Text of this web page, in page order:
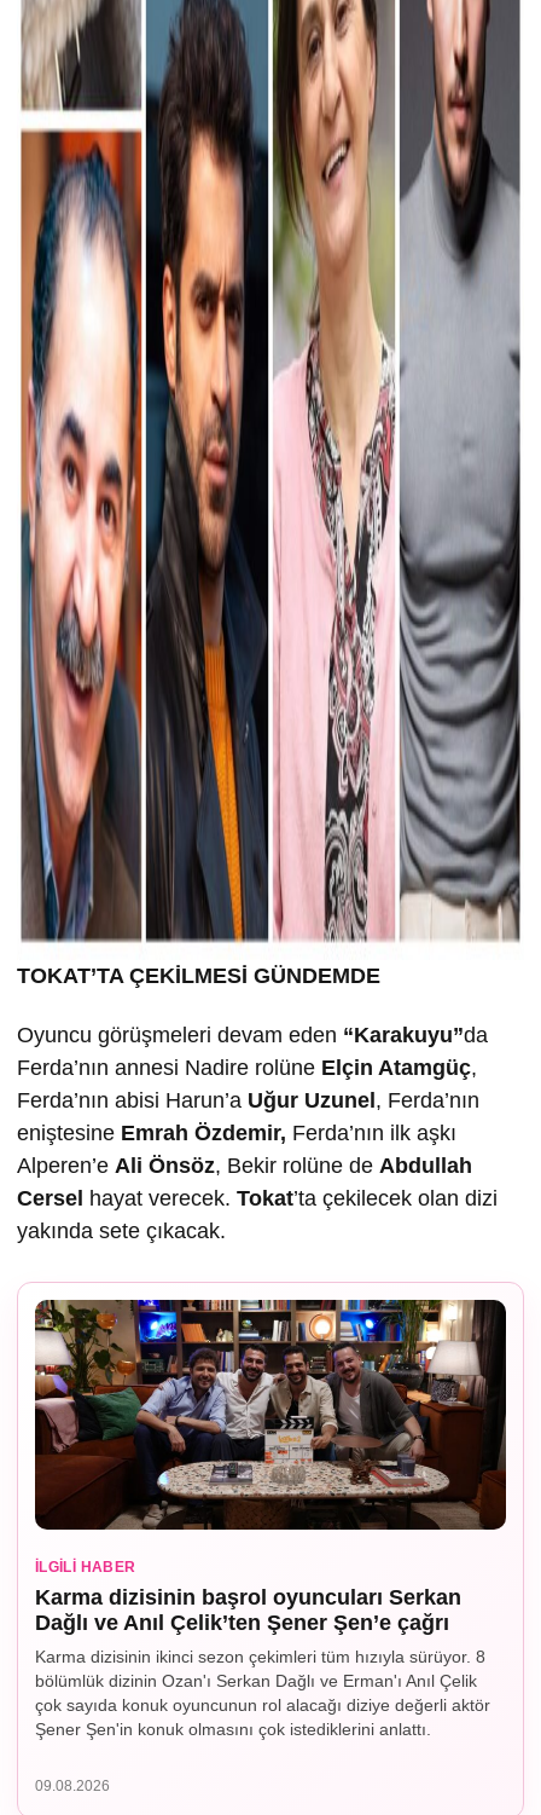
TOKAT’TA ÇEKİLMESİ GÜNDEMDE
Oyuncu görüşmeleri devam eden “Karakuyu”da
Ferda’nın annesi Nadire rolüne Elçin Atamgüç,
Ferda’nın abisi Harun’a Uğur Uzunel , Ferda’nın
eniştesine Emrah Özdemir, Ferda’nın ilk aşkı
Alperen’e Ali Önsöz, Bekir rolüne de Abdullah
Cersel hayat verecek. Tokat’ta çekilecek olan dizi
yakında sete çıkacak.
İLGILI HABER
Karma dizisinin başrol oyuncuları Serkan
Dağlı ve Anıl Çelik’ten Şener Şen’e çağrı
Karma dizisinin ikinci sezon çekimleri tüm hızıyla sürüyor. 8
bölümlük dizinin Ozan'ı Serkan Dağlı ve Erman'ı Anıl Çelik
çok sayıda konuk oyuncunun rol alacağı diziye değerli aktör
Şener Şen'in konuk olmasını çok istediklerini anlattı.
09.08.2026